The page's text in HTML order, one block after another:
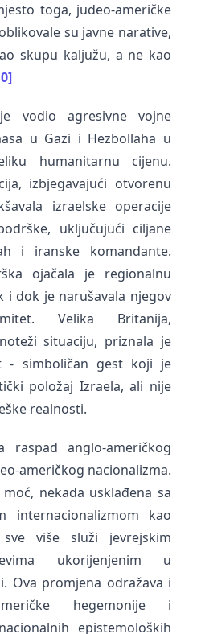
toga, judeo-američke
su javne narative,
skupu kaljužu, a ne kao
vodio agresivne vojne
u Gazi i Hezbollaha u
humanitarnu cijenu.
izbjegavajući otvorenu
izraelske operacije
uključujući ciljane
i iranske komandante.
ojačala je regionalnu
i dok je narušavala njegov
Velika Britanija,
situaciju, priznala je
- simboličan gest koji je
položaj Izraela, ali nije
realnosti.
raspad anglo-američkog
američkog nacionalizma.
moć, nekada usklađena sa
internacionalizmom kao
više služi jevrejskim
ukorijenjenim u
Ova promjena odražava i
hegemonije i
epistemoloških